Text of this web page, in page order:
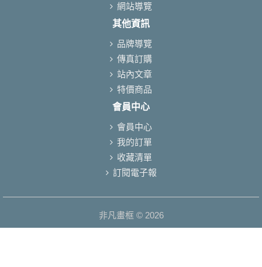
網站導覽
其他資訊
品牌導覽
傳真訂購
站內文章
特價商品
會員中心
會員中心
我的訂單
收藏清單
訂閱電子報
非凡畫框 © 2026